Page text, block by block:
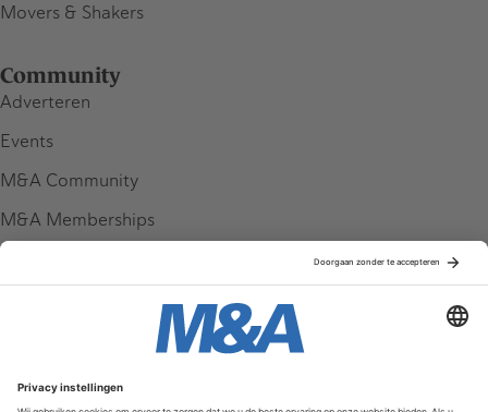
Movers & Shakers
Community
Adverteren
Events
M&A Community
M&A Memberships
Service & Contact